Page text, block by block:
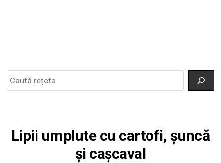
Lipii umplute cu cartofi, șuncă
și cașcaval